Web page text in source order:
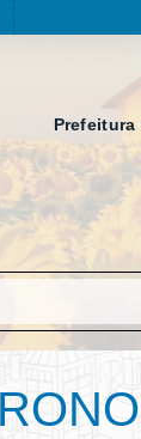
Prefeitura